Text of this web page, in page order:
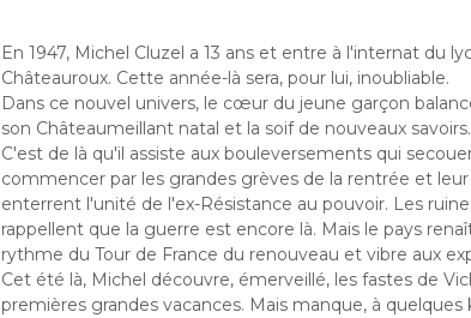
En 1947, Michel Cluzel a 13 ans et entre à l'internat du
Châteauroux. Cette année-là sera, pour lui, inoubliable.
Dans ce nouvel univers, le cœur du jeune garçon
son Châteaumeillant natal et la soif de nouveaux savoirs.
C'est de là qu'il assiste aux bouleversements qui
commencer par les grandes grèves de la rentrée et
enterrent l'unité de l'ex-Résistance au pouvoir. Les
rappellent que la guerre est encore là. Mais le pays
rythme du Tour de France du renouveau et vibre aux
Cet été là, Michel découvre, émerveillé, les fastes de
premières grandes vacances. Mais manque, à